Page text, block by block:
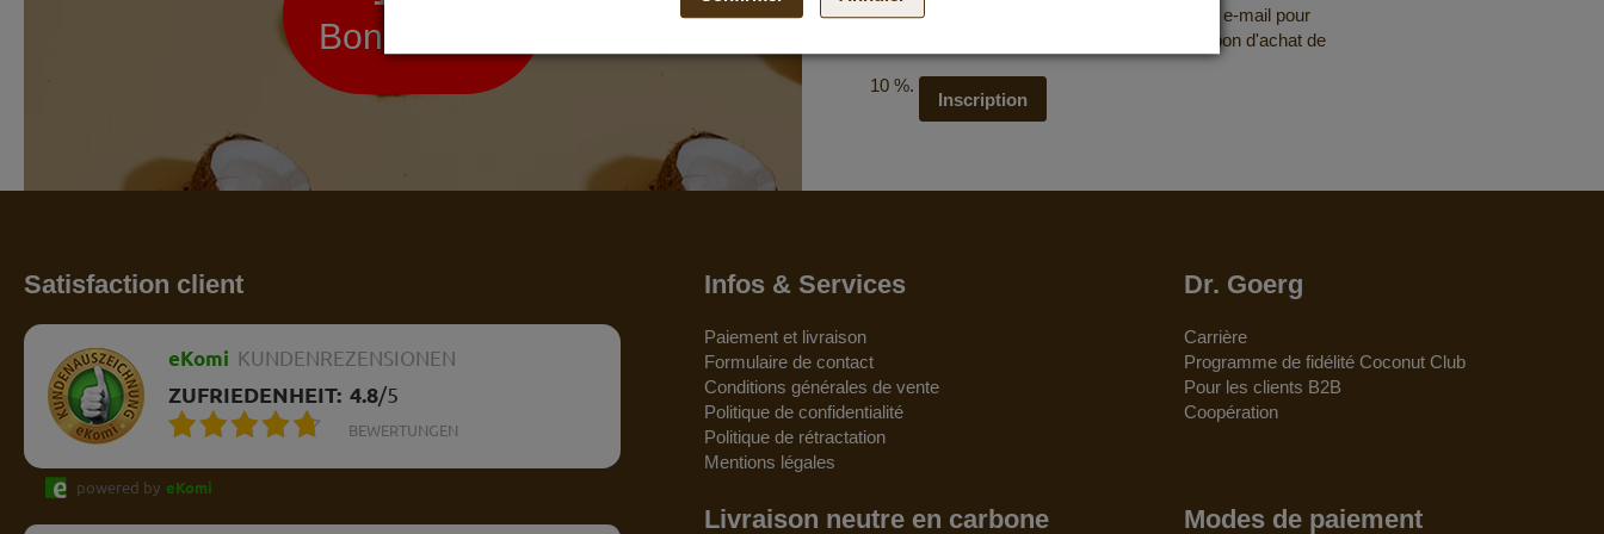
Bon d'achat
Abonnez-vous à notre newsletter gratuite par e-mail pour
recevoir les dernières offres et obtenir votre bon d'achat de
10 %.
Inscription
Satisfaction client
eKomi KUNDENREZENSIONEN
ZUFRIEDENHEIT: 4.8/5
BEWERTUNGEN
powered by eKomi
Infos & Services
Paiement et livraison
Formulaire de contact
Conditions générales de vente
Politique de confidentialité
Politique de rétractation
Mentions légales
Dr. Goerg
Carrière
Programme de fidélité Coconut Club
Pour les clients B2B
Coopération
Livraison neutre en carbone Modes de paiement